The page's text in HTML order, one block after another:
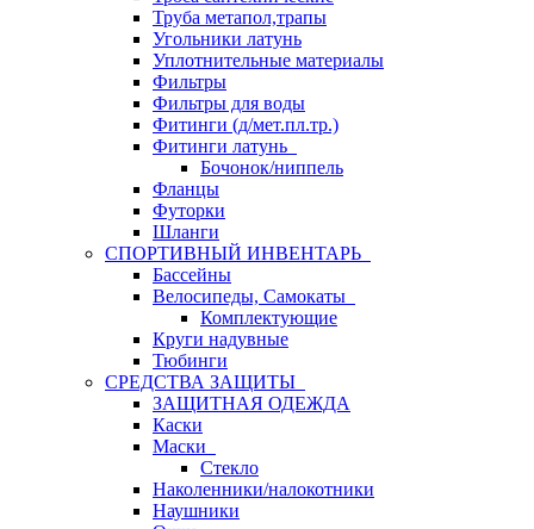
Труба метапол,трапы
Угольники латунь
Уплотнительные материалы
Фильтры
Фильтры для воды
Фитинги (д/мет.пл.тр.)
Фитинги латунь
Бочонок/ниппель
Фланцы
Футорки
Шланги
СПОРТИВНЫЙ ИНВЕНТАРЬ
Бассейны
Велосипеды, Самокаты
Комплектующие
Круги надувные
Тюбинги
СРЕДСТВА ЗАЩИТЫ
ЗАЩИТНАЯ ОДЕЖДА
Каски
Маски
Стекло
Наколенники/налокотники
Наушники